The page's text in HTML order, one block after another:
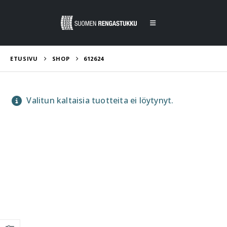
ETUSIVU SHOP 612624
Valitun kaltaisia tuotteita ei löytynyt.